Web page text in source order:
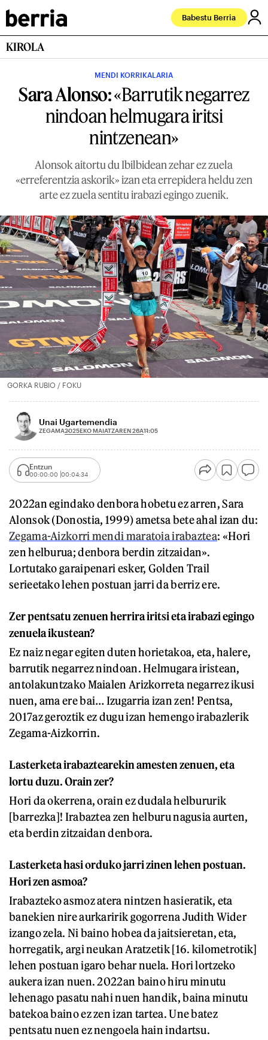
Babestu Berria
KIROLA
MENDI KORRIKALARIA
Sara Alonso:«Barrutik negarrez
nindoan helmugara iritsi
nintzenean»
Alonsok aitortu du Ibilbidean zehar ez zuela
«erreferentzia askorik» izan eta errepidera heldu zen
arte ez zuela sentitu irabazi egingo zuenik.
GORKA RUBIO / FOKU
Unai Ugartemendia
ZEGAMA2025EKO MAIATZAREN 26A11:05
Entzun
00:00:00 00:04:34
2022an egindako denbora hobetu ez arren, Sara
Alonsok (Donostia, 1999) ametsa bete ahal izan du:
Zegama-Aizkorri mendi maratoia irabaztea: «Hori
zen helburua; denbora berdin zitzaidan».
Lortutako garaipenari esker, Golden Trail
serieetako lehen postuan jarri da berriz ere.
Zer pentsatu zenuen herrira iritsi eta irabazi egingo
zenuela ikustean?
Ez naiz negar egiten duten horietakoa, eta, halere,
barrutik negarrez nindoan. Helmugara iristean,
antolakuntzako Maialen Arizkorreta negarrez ikusi
nuen, ama ere bai… Izugarria izan zen! Pentsa,
2017az geroztik ez dugu izan hemengo irabazlerik
Zegama-Aizkorrin.
Lasterketa irabaztearekin amesten zenuen, eta
lortu duzu. Orain zer?
Hori da okerrena, orain ez dudala helbururik
[barrezka]! Irabaztea zen helburu nagusia aurten,
eta berdin zitzaidan denbora.
Lasterketa hasi orduko jarri zinen lehen postuan.
Hori zen asmoa?
Irabazteko asmoz atera nintzen hasieratik, eta
banekien nire aurkaririk gogorrena Judith Wider
izango zela. Ni baino hobea da jaitsieretan, eta,
horregatik, argi neukan Aratzetik [16. kilometrotik]
lehen postuan igaro behar nuela. Hori lortzeko
aukera izan nuen. 2022an baino hiru minutu
lehenago pasatu nahi nuen handik, baina minutu
batekoa baino ez zen izan tartea. Une batez
pentsatu nuen ez nengoela hain indartsu.